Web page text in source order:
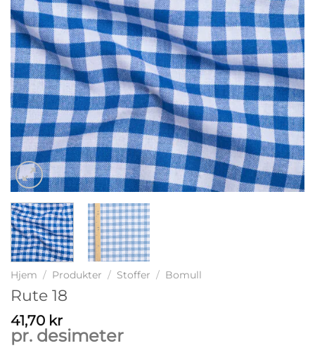
Hjem / Produkter / Stoffer / Bomull
Rute 18
41,70 kr
pr. desimeter